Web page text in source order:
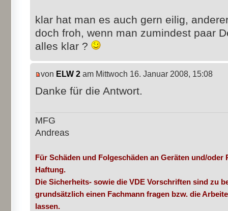
klar hat man es auch gern eilig,
doch froh, wenn man zumindest paar
alles klar ?
von ELW 2 am Mittwoch 16. Januar 2008, 15:08
Danke für die Antwort.
MFG
Andreas
Für Schäden und Folgeschäden an Geräten und/oder
Haftung.
Die Sicherheits- sowie die VDE Vorschriften sind zu
grundsätzlich einen Fachmann fragen bzw. die
lassen.